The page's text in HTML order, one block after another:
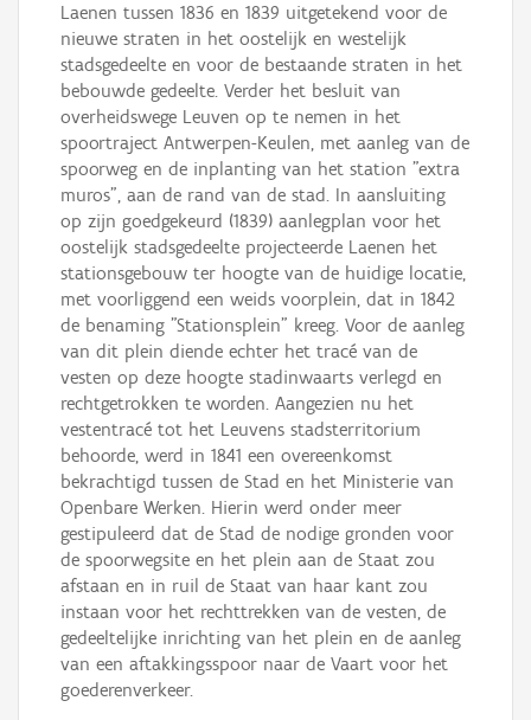
Laenen tussen 1836 en 1839 uitgetekend voor de
nieuwe straten in het oostelijk en westelijk
stadsgedeelte en voor de bestaande straten in het
bebouwde gedeelte. Verder het besluit van
overheidswege Leuven op te nemen in het
spoortraject Antwerpen-Keulen, met aanleg van de
spoorweg en de inplanting van het station "extra
muros", aan de rand van de stad. In aansluiting
op zijn goedgekeurd (1839) aanlegplan voor het
oostelijk stadsgedeelte projecteerde Laenen het
stationsgebouw ter hoogte van de huidige locatie,
met voorliggend een weids voorplein, dat in 1842
de benaming "Stationsplein" kreeg. Voor de aanleg
van dit plein diende echter het tracé van de
vesten op deze hoogte stadinwaarts verlegd en
rechtgetrokken te worden. Aangezien nu het
vestentracé tot het Leuvens stadsterritorium
behoorde, werd in 1841 een overeenkomst
bekrachtigd tussen de Stad en het Ministerie van
Openbare Werken. Hierin werd onder meer
gestipuleerd dat de Stad de nodige gronden voor
de spoorwegsite en het plein aan de Staat zou
afstaan en in ruil de Staat van haar kant zou
instaan voor het rechttrekken van de vesten, de
gedeeltelijke inrichting van het plein en de aanleg
van een aftakkingsspoor naar de Vaart voor het
goederenverkeer.